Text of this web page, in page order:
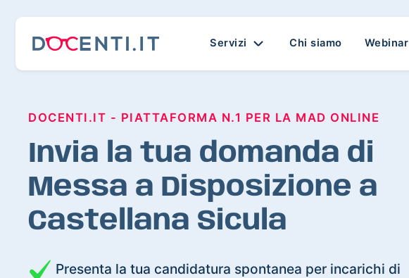
Servizi Chi siamo Webinar
DOCENTI.IT - PIATTAFORMA N.1 PER LA MAD ONLINE
Invia la tua domanda di
Messa a Disposizione a
Castellana Sicula
Presenta la tua candidatura spontanea per incarichi di